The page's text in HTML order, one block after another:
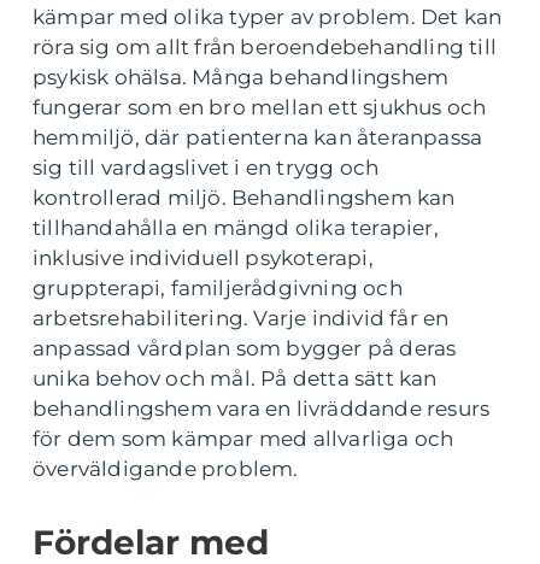
kämpar med olika typer av problem. Det kan
röra sig om allt från beroendebehandling till
psykisk ohälsa. Många behandlingshem
fungerar som en bro mellan ett sjukhus och
hemmiljö, där patienterna kan återanpassa
sig till vardagslivet i en trygg och
kontrollerad miljö. Behandlingshem kan
tillhandahålla en mängd olika terapier,
inklusive individuell psykoterapi,
gruppterapi, familjerådgivning och
arbetsrehabilitering. Varje individ får en
anpassad vårdplan som bygger på deras
unika behov och mål. På detta sätt kan
behandlingshem vara en livräddande resurs
för dem som kämpar med allvarliga och
överväldigande problem.
Fördelar med